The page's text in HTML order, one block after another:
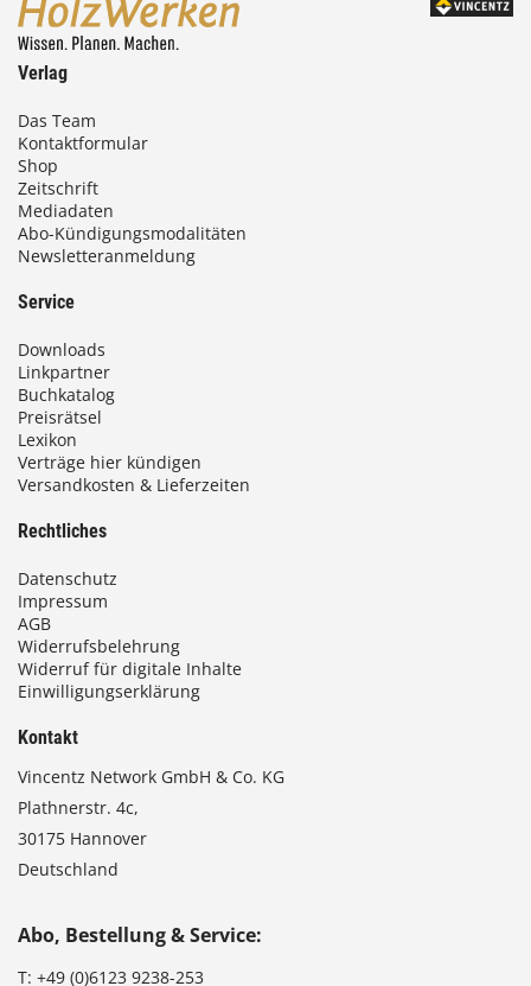
Verlag
Das Team
Kontaktformular
Shop
Zeitschrift
Mediadaten
Abo-Kündigungsmodalitäten
Newsletteranmeldung
Service
Downloads
Linkpartner
Buchkatalog
Preisrätsel
Lexikon
Verträge hier kündigen
Versandkosten & Lieferzeiten
Rechtliches
Datenschutz
Impressum
AGB
Widerrufsbelehrung
Widerruf für digitale Inhalte
Einwilligungserklärung
Kontakt
Vincentz Network GmbH & Co. KG
Plathnerstr. 4c,
30175 Hannover
Deutschland
Abo, Bestellung & Service:
T: +49 (0)6123 9238-253